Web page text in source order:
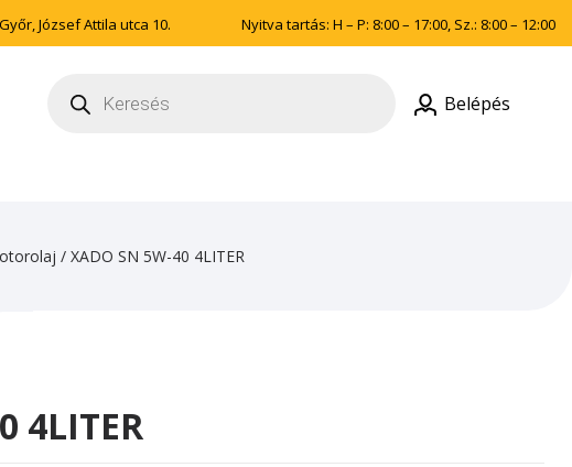
József Attila utca 10. Nyitva tartás: H – P: 8:00 – 17:00, Sz.: 8:00 – 12:00
search Belépés
/ XADO SN 5W-40 4LITER
4LITER